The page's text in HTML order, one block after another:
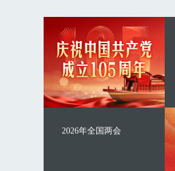
2026年全国两会